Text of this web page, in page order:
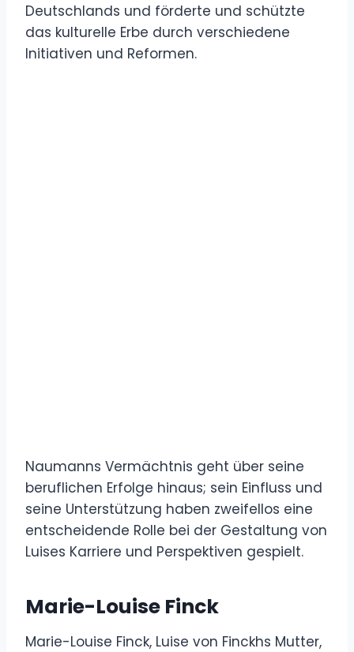
Deutschlands und förderte und schützte
das kulturelle Erbe durch verschiedene
Initiativen und Reformen.
Naumanns Vermächtnis geht über seine
beruflichen Erfolge hinaus; sein Einfluss und
seine Unterstützung haben zweifellos eine
entscheidende Rolle bei der Gestaltung von
Luises Karriere und Perspektiven gespielt.
Marie-Louise Finck
Marie-Louise Finck, Luise von Finckhs Mutter,